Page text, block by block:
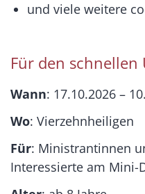
und viele weitere
Für den schnellen
Wann: 17.10.2026 –
Wo: Vierzehnheiligen
Für: Ministrantinnen
Interessierte am Mini-